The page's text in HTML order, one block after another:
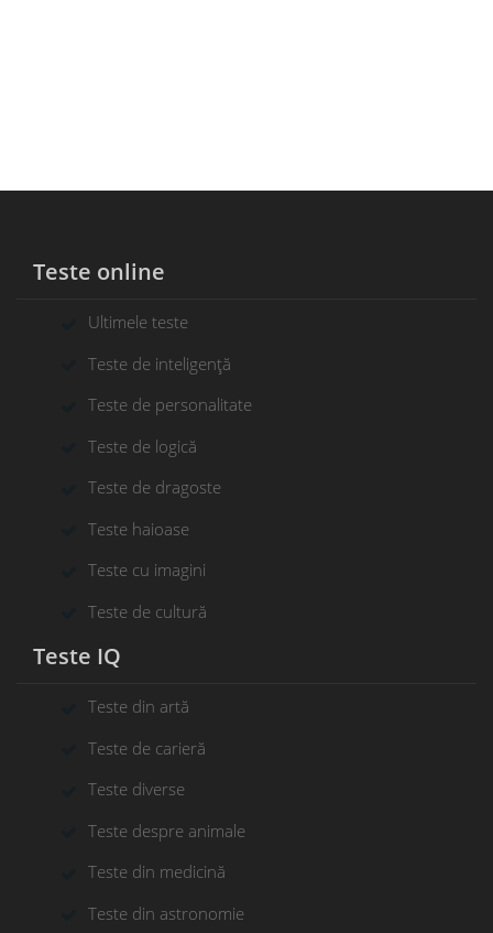
Teste online
Ultimele teste
Teste de inteligență
Teste de personalitate
Teste de logică
Teste de dragoste
Teste haioase
Teste cu imagini
Teste de cultură
Teste IQ
Teste din artă
Teste de carieră
Teste diverse
Teste despre animale
Teste din medicină
Teste din astronomie